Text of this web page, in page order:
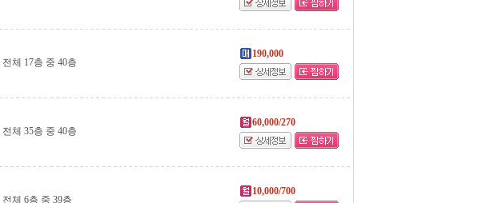
체 17층 중 40층
190,000
체 35층 중 40층
60,000/270
체 6층 중 39층
10,000/700